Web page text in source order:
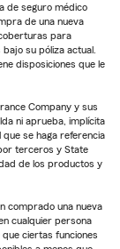
de seguro médico
de una nueva
para
su póliza actual.
disposiciones que le
Company y sus
ni aprueba, implícita
se haga referencia
terceros y State
de los productos y
comprado una nueva
cualquier persona
que ciertas funciones